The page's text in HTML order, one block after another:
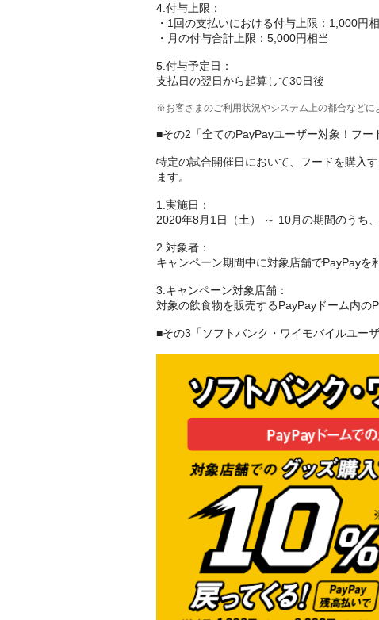
4.付与上限：
・1回の支払いにおける付与上限：1,000円
・月の付与合計上限：5,000円相当
5.付与予定日：
支払日の翌日から起算して30日後
※お客さまのご利用状況やシステム上の都合などに
■その2「全てのPayPayユーザー対象！フー
特定の試合開催日において、フードを購入
ます。
1.実施日：
2020年8月1日（土） ～ 10月の期間のうち
2.対象者：
キャンペーン期間中に対象店舗でPayPayを
3.キャンペーン対象店舗：
対象の飲食物を販売するPayPayドーム内の
■その3「ソフトバンク・ワイモバイルユー